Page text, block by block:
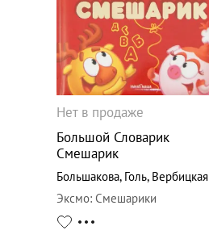
Нет в продаже
Большой Словарик
Смешарик
Большакова, Голь, Вербицкая
Эксмо: Смешарики